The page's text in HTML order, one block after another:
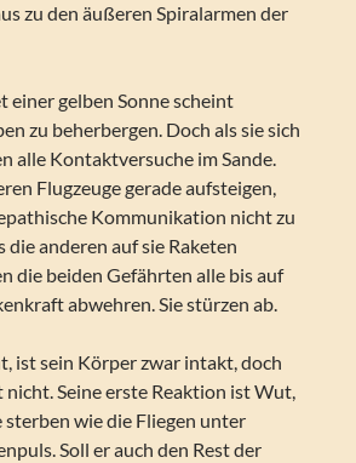
zu den äußeren Spiralarmen der
einer gelben Sonne scheint
zu beherbergen. Doch als sie sich
alle Kontaktversuche im Sande.
Flugzeuge gerade aufsteigen,
Kommunikation nicht zu
die anderen auf sie Raketen
die beiden Gefährten alle bis auf
abwehren. Sie stürzen ab.
ist sein Körper zwar intakt, doch
Seine erste Reaktion ist Wut,
sterben wie die Fliegen unter
Soll er auch den Rest der